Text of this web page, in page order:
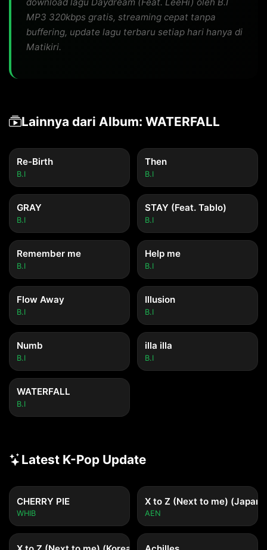
MP3 320kbps gratis, streaming cepat tanpa
buffering, update lagu terbaru setiap hari hanya di
Matikiri.
Lainnya dari Album: WATERFALL
Re-Birth
B.I
Then
B.I
GRAY
B.I
STAY (Feat. Tablo)
B.I
Remember me
B.I
Help me
B.I
Flow Away
B.I
Illusion
B.I
Numb
B.I
illa illa
B.I
WATERFALL
B.I
Latest K-Pop Update
CHERRY PIE
WHIB
X to Z (Next to me)
AEN